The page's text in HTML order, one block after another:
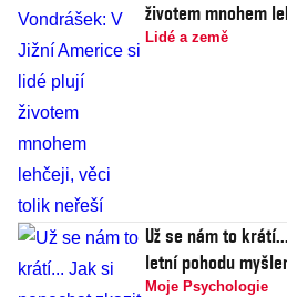
životem mnohem
Lidé a země
Už se nám to
letní pohodu
Moje Psychologie